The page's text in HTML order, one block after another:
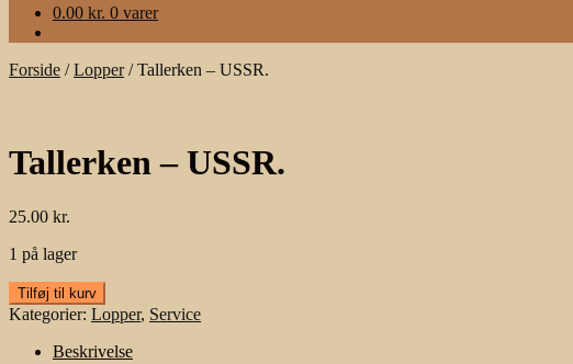
0.00 kr. 0 varer
Forside /Lopper/Tallerken – USSR.
Tallerken – USSR.
25.00 kr.
1 på lager
Tallerken
-
USSR.
antal
Tilføj til kurv
Kategorier: Lopper, Service
Beskrivelse